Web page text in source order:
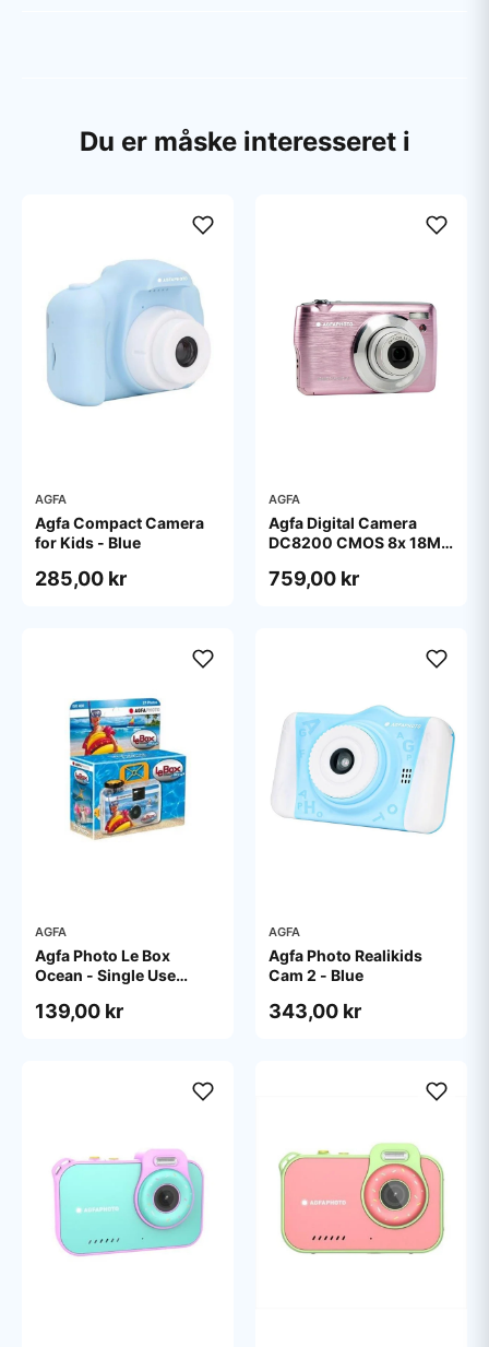
Du er måske interesseret i
AGFA
Agfa Compact Camera
for Kids - Blue
285,00 kr
AGFA
Agfa Digital Camera
DC8200 CMOS 8x 18MP
759,00 kr
AGFA
Agfa Photo Le Box
Ocean - Single Use
139,00 kr
AGFA
Agfa Photo Realikids
Cam 2 - Blue
343,00 kr